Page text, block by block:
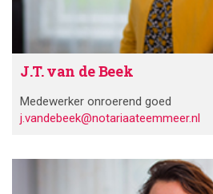
J.T. van de Beek
Medewerker onroerend goed
j.vandebeek@notariaateemmeer.nl